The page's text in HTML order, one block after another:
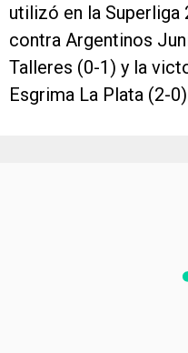
utilizó en la
contra Argentinos
Talleres (0-1) y la
Esgrima La Plata (2-